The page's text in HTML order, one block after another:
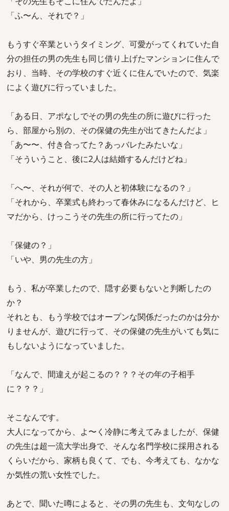
「ふ〜ん、それで？」
もうすぐ卒業というタイミング、可愛がってくれていた自
分の担任の男の先生も同じ借り上げたマンションに住んで
おり、当時、その学校のすぐ近くに住んでいたので、気楽
によく遊びに行っていました。
「ある日、アポなしでその男の先生の所に遊びに行った
ら、部屋から別の、その保健の先生が出てきたんだよ」
「あ〜〜、付き合ってた？あっバレたみたいな」
「そういうこと、後に2人は結婚するんだけどね」
「へ〜、それが何で、その人と初体験になるの？」
「それから、卒業式も終わって春休みになるんだけど、ヒ
マだから、けっこうその先生の所に行ってたの」
「保健の？」
「いや、男の先生の方」
もう、私が卒業したので、隠す必要もないと判断したの
か？
それとも、もう学校ではオープンな関係だったのかは分か
りませんが、遊びに行って、その保健の先生がいても気に
もしないようになっていました。
「なんで、間違えが起こるの？？？その年の子相手
に？？？」
そこなんです。
大人になってから、よ〜く冷静に考えてみましたが、保健
の先生は超一流大学出身で、そんな名門学校に採用される
くらいだから、家柄も良くて、でも、今考えても、なかな
か気性の荒い女性でした。
あとで、聞いた噂によると、その男の先生も、文句なしの